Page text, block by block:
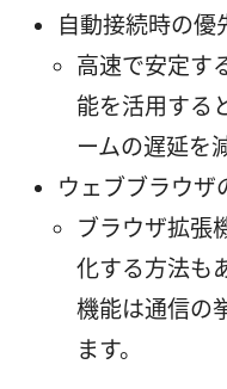
自動接続時の優
高速で安定す
能を活用する
ームの遅延を
ウェブブラウザ
ブラウザ拡張
化する方法も
機能は通信の
ます。